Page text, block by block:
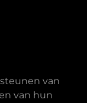
van
van hun